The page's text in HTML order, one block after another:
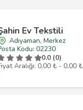
Ev Tekstili
Adıyaman, Merkez
Kodu: 02230
0.0 (0)
Aralığı: 0,00 ₺ - 0,00 ₺